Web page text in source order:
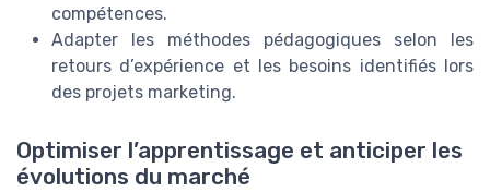
compétences.
Adapter les méthodes pédagogiques selon les
retours d’expérience et les besoins identifiés lors
des projets marketing.
Optimiser l’apprentissage et anticiper les
évolutions du marché